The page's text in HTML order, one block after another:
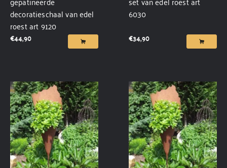
decoratieschaal van edel
roest art 9120
€44,90
6030
€34,90